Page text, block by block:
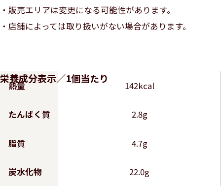
販売エリアは変更になる可能性があります。
店舗によっては取り扱いがない場合があります。
栄養成分表示／1個当たり
熱量
たんぱく質
脂質
炭水化物
142kcal
2.8g
4.7g
22.0g